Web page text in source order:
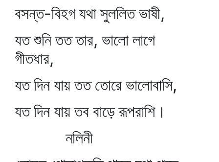
বসন্ত-বিহগ যথা সুললিত ভাষী,
যত শুনি তত তার, ভালো লাগে
গীতধার,
যত দিন যায় তত তোরে ভালোবাসি,
যত দিন যায় তব বাড়ে রূপরাশি।
নলিনী